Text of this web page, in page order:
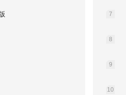
7
8
9
10